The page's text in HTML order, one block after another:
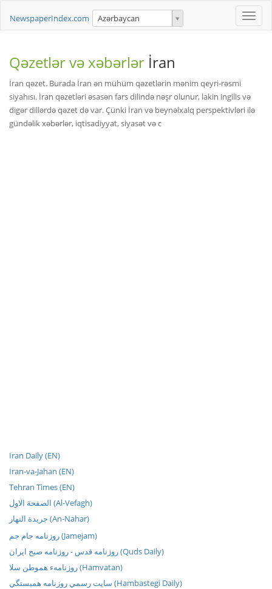
Toggle
NewspaperIndex.com Azərbaycan
Qəzetlər və xəbərlər İran
İran qəzet. Burada İran ən mühüm qəzetlərin mənim qeyri-rəsmi
siyahısı. İran qəzetləri əsasən fars dilində nəşr olunur, lakin ingilis və
digər dillərdə qəzet də var. Çünki İran və beynəlxalq perspektivləri ilə
gündəlik xəbərlər, iqtisadiyyat, siyasət və c
Iran Daily (EN)
Iran-va-Jahan (EN)
Tehran Times (EN)
الصفحة الاول (Al-Vefagh)
جريدة النهار (An-Nahar)
روزنامه جام جم (Jamejam)
روزنامه قدس - روزنامه صبح ایران (Quds Daily)
روزنامهء هموطن سلا (Hamvatan)
سايت رسمي روزنامه همبستگي (Hambastegi Daily)